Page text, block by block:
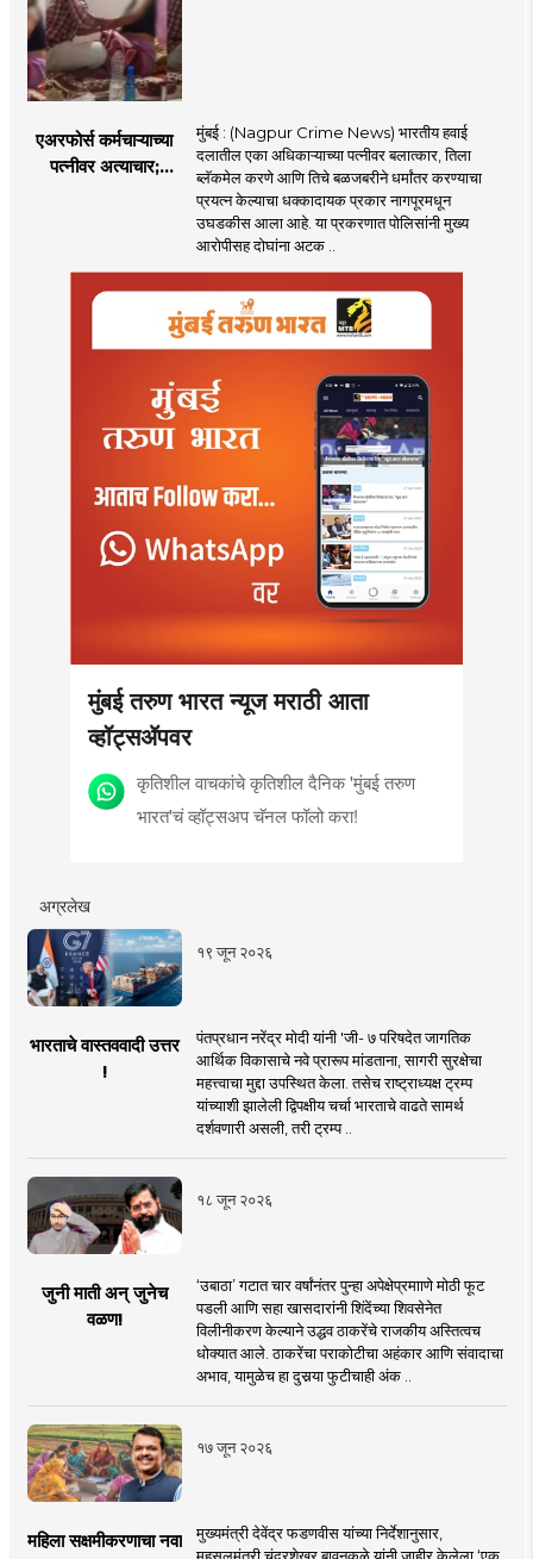
एअरफोर्स कर्मचाऱ्याच्या
पत्नीवर अत्याचार;
मुंबई : (Nagpur Crime News) भारतीय हवाई
दलातील एका अधिकाऱ्याच्या पत्नीवर बलात्कार, तिला
ब्लॅकमेल करणे आणि तिचे बळजबरीने धर्मांतर करण्याचा
प्रयत्न केल्याचा धक्कादायक प्रकार नागपूरमधून
उघडकीस आला आहे. या प्रकरणात पोलिसांनी मुख्य
आरोपीसह दोघांना अटक ..
मुंबई तरुण भारत न्यूज मराठी आता
व्हॉट्सॲपवर
कृतिशील वाचकांचे कृतिशील दैनिक 'मुंबई तरुण
भारत'चं व्हॉट्सअप चॅनल फॉलो करा!
अग्रलेख
१९ जून २०२६
भारताचे वास्तववादी उत्तर
!
पंतप्रधान नरेंद्र मोदी यांनी 'जी- ७ परिषदेत जागतिक
आर्थिक विकासाचे नवे प्रारूप मांडताना, सागरी सुरक्षेचा
महत्त्वाचा मुद्दा उपस्थित केला. तसेच राष्ट्राध्यक्ष ट्रम्प
यांच्याशी झालेली द्विपक्षीय चर्चा भारताचे वाढते सामर्थ
दर्शवणारी असली, तरी ट्रम्प ..
१८ जून २०२६
जुनी माती अन् जुनेच
वळण!
‘उबाठा’ गटात चार वर्षांनंतर पुन्हा अपेक्षेप्रमााणे मोठी फूट
पडली आणि सहा खासदारांनी शिंदेंच्या शिवसेनेत
विलीनीकरण केल्याने उद्धव ठाकरेंचे राजकीय अस्तित्वच
धोक्यात आले. ठाकरेंचा पराकोटीचा अहंकार आणि संवादाचा
अभाव, यामुळेच हा दुसर्‍या फुटीचाही अंक ..
१७ जून २०२६
महिला सक्षमीकरणाचा नवा
मुख्यमंत्री देवेंद्र फडणवीस यांच्या निर्देशानुसार,